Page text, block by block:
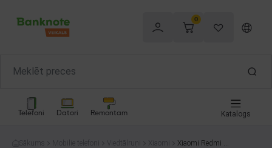
0
Telefoni Datori Remontam Katalogs
Sākums Mobilie telefoni Viedtālruņi Xiaomi
Xiaomi Redmi N